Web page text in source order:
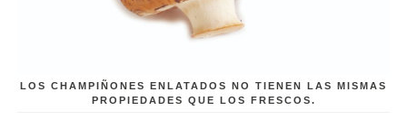
LOS CHAMPIÑONES ENLATADOS NO TIENEN LAS MISMAS
PROPIEDADES QUE LOS FRESCOS.